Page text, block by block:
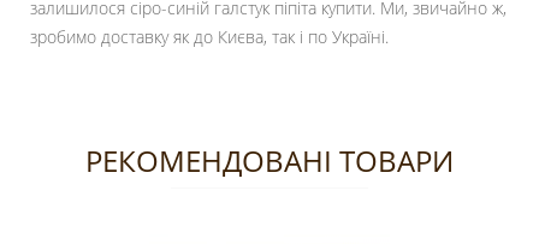
залишилося сіро-синій галстук піпіта купити. Ми, звичайно ж,
зробимо доставку як до Києва, так і по Україні.
РЕКОМЕНДОВАНІ ТОВАРИ